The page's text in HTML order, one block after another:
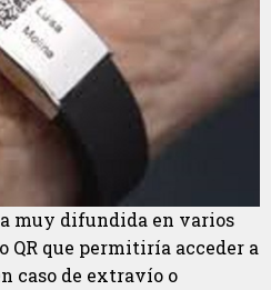
muy difundida en varios
QR que permitiría acceder a
caso de extravío o